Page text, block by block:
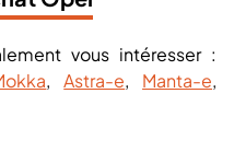
vous intéresser :
,Astra-e, Manta-e,